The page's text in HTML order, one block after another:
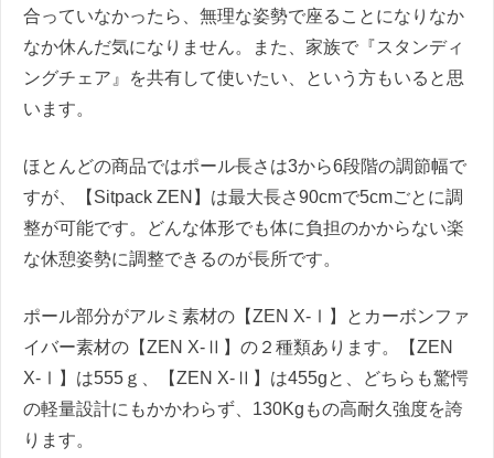
合っていなかったら、無理な姿勢で座ることになりなか
なか休んだ気になりません。また、家族で『スタンディ
ングチェア』を共有して使いたい、という方もいると思
います。
ほとんどの商品ではポール長さは3から6段階の調節幅で
すが、【Sitpack ZEN】は最大長さ90cmで5cmごとに調
整が可能です。どんな体形でも体に負担のかからない楽
な休憩姿勢に調整できるのが長所です。
ポール部分がアルミ素材の【ZEN X-Ⅰ】とカーボンファ
イバー素材の【ZEN X-Ⅱ】の２種類あります。【ZEN
X-Ⅰ】は555ｇ、【ZEN X-Ⅱ】は455gと、どちらも驚愕
の軽量設計にもかかわらず、130Kgもの高耐久強度を誇
ります。